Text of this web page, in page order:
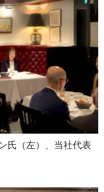
氏（左）、当社代表